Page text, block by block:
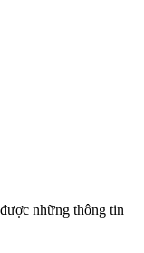
những thông tin